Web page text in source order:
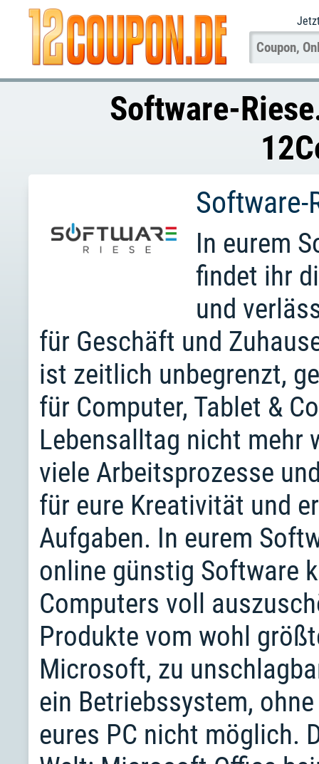
Software-
Software-
In eurem
findet ihr
und
für Geschäft und
ist zeitlich unbegrenzt,
für Computer, Tablet &
Lebensalltag nicht mehr
viele Arbeitsprozesse
für eure Kreativität und
Aufgaben. In eurem
online günstig Software
Computers voll
Produkte vom wohl
Microsoft, zu
ein Betriebssystem,
eures PC nicht möglich.